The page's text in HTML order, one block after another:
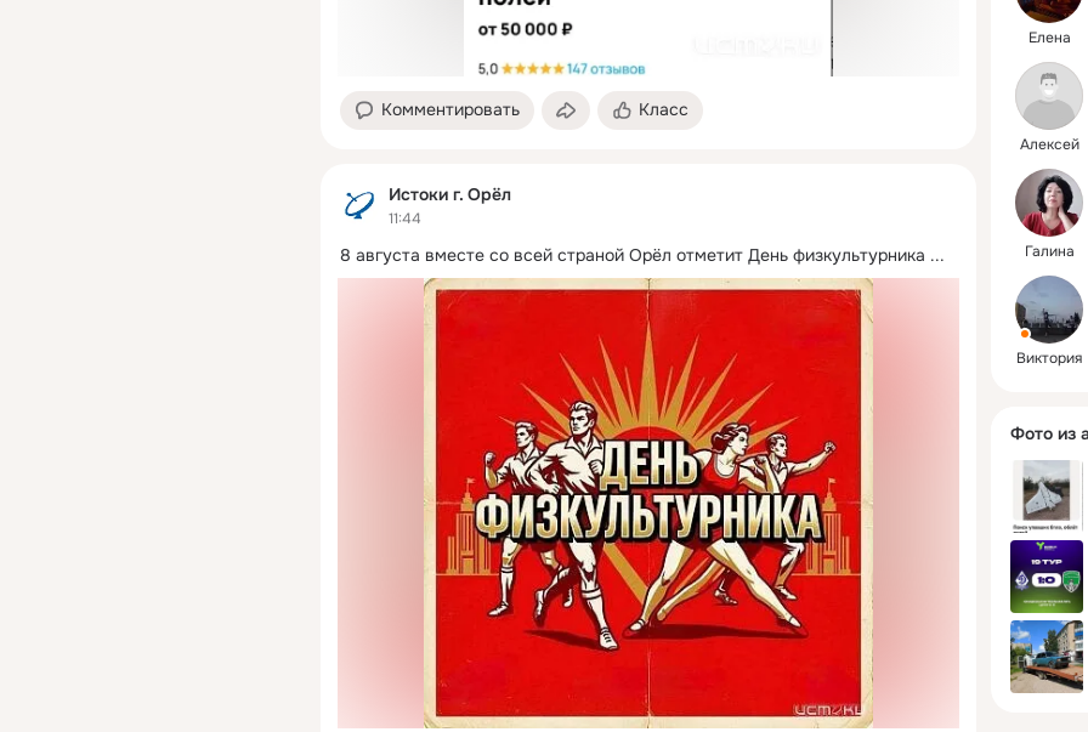
Комментировать Класс
Истоки г. Орёл
11:44
8 августа вместе со всей страной Орёл отметит День физкультурника ...
труда.
Орёл,
в
соцсетях.
Елена
Алексей
Галина
Виктория
Фото из